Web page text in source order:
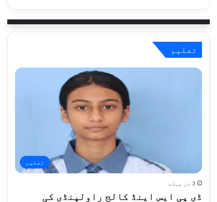
تعلیم
تعلیم
3 دن پہلے
ڈی پی ایس اینڈ کالج راولپنڈی کی